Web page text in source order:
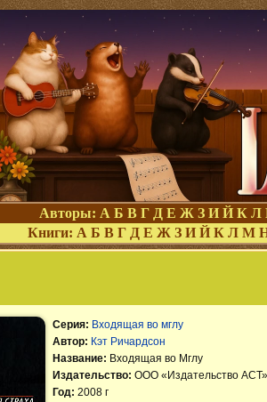
Авторы: А Б В Г Д Е Ж З И Й К Л
Книги: А Б В Г Д Е Ж З И Й К Л М
Серия: Входящая во мглу
Автор: Кэт Ричардсон
Название: Входящая во Мглу
Издательство: ООО «Издательство
Год: 2008 г